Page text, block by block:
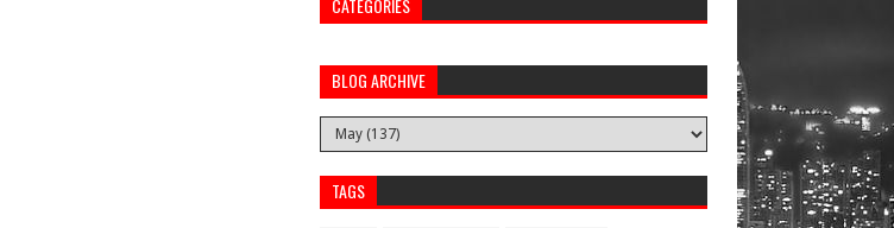
CATEGORIES
BLOG ARCHIVE
TAGS